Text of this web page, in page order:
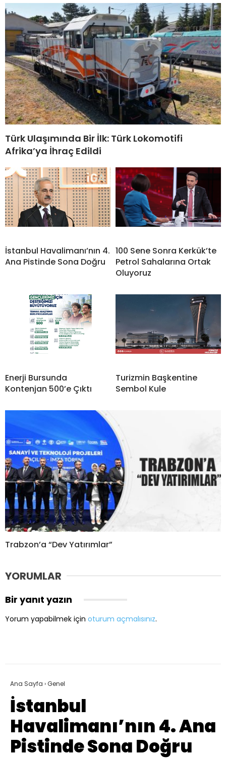
Türk Ulaşımında Bir İlk: Türk Lokomotifi
Afrika’ya İhraç Edildi
İstanbul Havalimanı’nın 4.
Ana Pistinde Sona Doğru
100 Sene Sonra Kerkük’te
Petrol Sahalarına Ortak
Oluyoruz
Enerji Bursunda
Kontenjan 500’e Çıktı
Turizmin Başkentine
Sembol Kule
Trabzon’a “Dev Yatırımlar”
YORUMLAR
Bir yanıt yazın
Yorum yapabilmek için oturum açmalısınız.
Ana Sayfa ›Genel
İstanbul
Havalimanı’nın 4. Ana
Pistinde Sona Doğru